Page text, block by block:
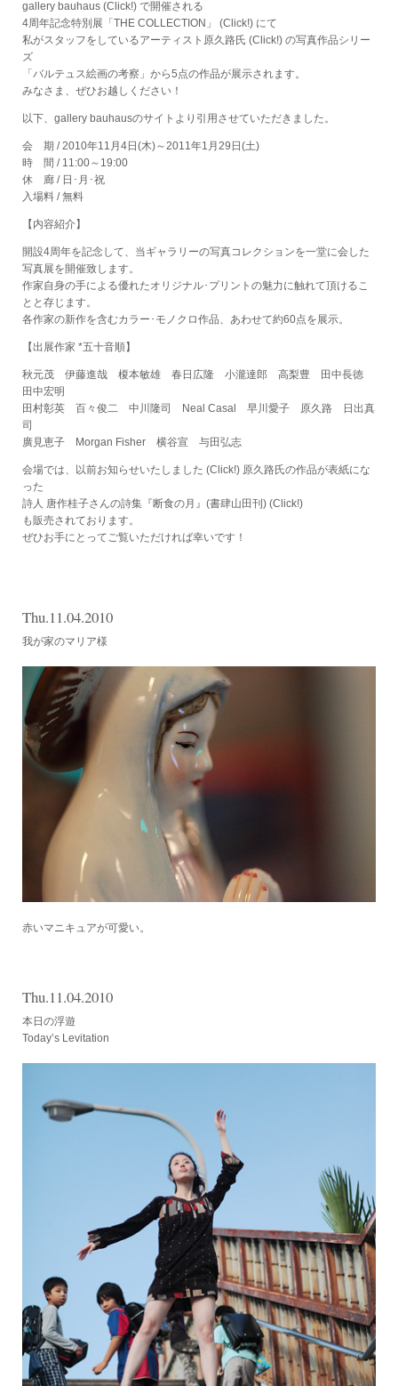
gallery bauhaus (Click!) で開催される
4周年記念特別展「THE COLLECTION」 (Click!) にて
私がスタッフをしているアーティスト原久路氏 (Click!) の写真作品シリー
ズ
「バルテュス絵画の考察」から5点の作品が展示されます。
みなさま、ぜひお越しください！
以下、gallery bauhausのサイトより引用させていただきました。
会 期 / 2010年11月4日(木)～2011年1月29日(土)
時 間 / 11:00～19:00
休 廊 / 日･月･祝
入場料 / 無料
【内容紹介】
開設4周年を記念して、当ギャラリーの写真コレクションを一堂に会した
写真展を開催致します。
作家自身の手による優れたオリジナル･プリントの魅力に触れて頂けるこ
とと存じます。
各作家の新作を含むカラー･モノクロ作品、あわせて約60点を展示。
【出展作家 *五十音順】
秋元茂 伊藤進哉 榎本敏雄 春日広隆 小瀧達郎 高梨豊 田中長徳
田中宏明
田村彰英 百々俊二 中川隆司 Neal Casal 早川愛子 原久路 日出真
司
廣見恵子 Morgan Fisher 横谷宣 与田弘志
会場では、以前お知らせいたしました (Click!) 原久路氏の作品が表紙にな
った
詩人 唐作桂子さんの詩集『断食の月』(書肆山田刊) (Click!)
も販売されております。
ぜひお手にとってご覧いただければ幸いです！
Thu.11.04.2010
我が家のマリア様
赤いマニキュアが可愛い。
Thu.11.04.2010
本日の浮遊
Today’s Levitation